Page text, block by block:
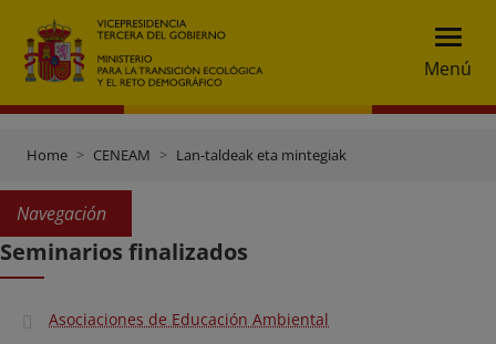
Menú
Home CENEAM Lan-taldeak eta mintegiak
Navegación
Seminarios finalizados
Asociaciones de Educación Ambiental